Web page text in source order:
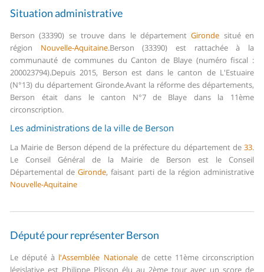
Situation administrative
Berson (33390) se trouve dans le départementGironde situé en
région Nouvelle-Aquitaine.Berson (33390) est rattachée à la
communauté de communes du Canton de Blaye (numéro fiscal :
200023794).Depuis 2015, Berson est dans le canton de L'Estuaire
(N°13) du département Gironde.Avant la réforme des départements,
Berson était dans le canton N°7 de Blaye dans la 11ème
circonscription.
Les administrations de la ville de Berson
La Mairie de Berson dépend de la préfecture du département de 33.
Le Conseil Général de la Mairie de Berson est le Conseil
Départemental deGironde, faisant parti de la région administrative
Nouvelle-Aquitaine
Député pour représenter Berson
Le député à l'Assemblée Nationalede cette 11ème circonscription